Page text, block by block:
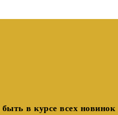
быть в курсе всех новинок